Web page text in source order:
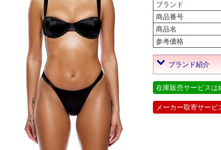
ブランド
商品番号
商品名
参考価格
ブランド紹介
在庫販売サービスは
メーカー取寄サー